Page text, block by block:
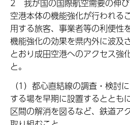
2 我が国の国際航空需要の伸
空港本体の機能強化が行われる
用する旅客、事業者等の利便性
機能強化の効果を県内外に波及
とおり成田空港へのアクセス強
と。
（1）都心直結線の調査・検討
する場を早期に設置するととも
区間の解消を図るなど、鉄道ア